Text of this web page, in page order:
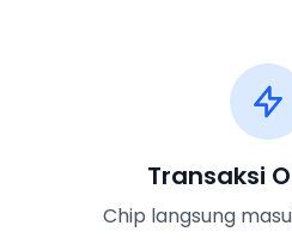
Transaksi
Chip langsung